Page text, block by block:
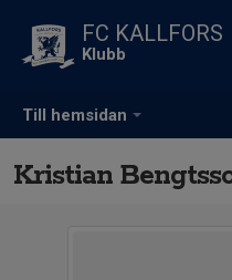
Till hemsidan
FC KALLFORS
Klubb
Kristian